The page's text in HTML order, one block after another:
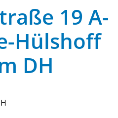
19 A-
Hülshoff
DH